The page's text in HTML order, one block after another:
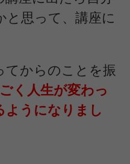
思って、講座に
てからのことを振
く人生が変わっ
ようになりまし